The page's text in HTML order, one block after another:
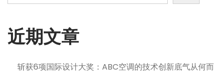
近期文章
斩获6项国际设计大奖：ABC空调的技术创新底气从何而